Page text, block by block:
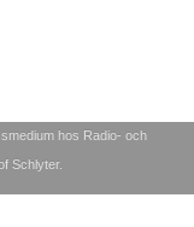
hos Radio- och
Schlyter.